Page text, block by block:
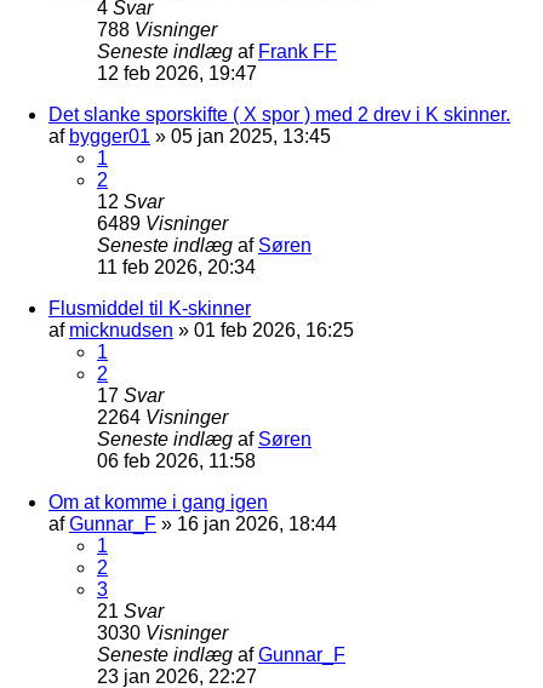
4 Svar
788 Visninger
Seneste indlæg af Frank FF
12 feb 2026, 19:47
Det slanke sporskifte ( X spor ) med 2 drev i K skinner.
af bygger01 » 05 jan 2025, 13:45
1
2
12 Svar
6489 Visninger
Seneste indlæg af Søren
11 feb 2026, 20:34
Flusmiddel til K-skinner
af micknudsen » 01 feb 2026, 16:25
1
2
17 Svar
2264 Visninger
Seneste indlæg af Søren
06 feb 2026, 11:58
Om at komme i gang igen
afGunnar_F » 16 jan 2026, 18:44
1
2
3
21 Svar
3030 Visninger
Seneste indlæg afGunnar_F
23 jan 2026, 22:27